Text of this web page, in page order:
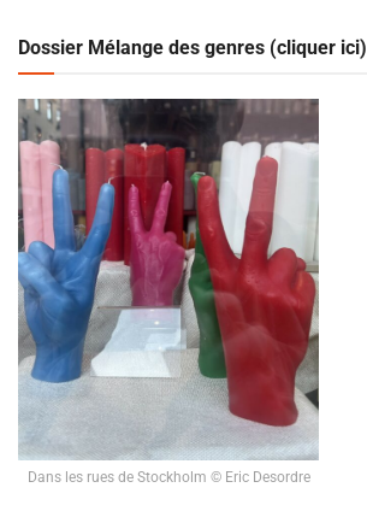
Dossier Mélange des genres (cliquer ici)
Dans les rues de Stockholm © Eric Desordre